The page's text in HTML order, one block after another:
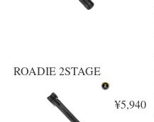
ROADIE 2STAGE
¥5,940